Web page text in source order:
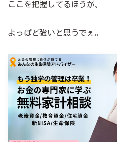
ここを把握してるほうが、
よっぽど強いと思うでぇ。